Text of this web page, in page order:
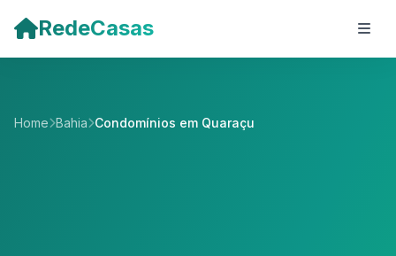
RedeCasas
Home Bahia Condomínios em Quaraçu